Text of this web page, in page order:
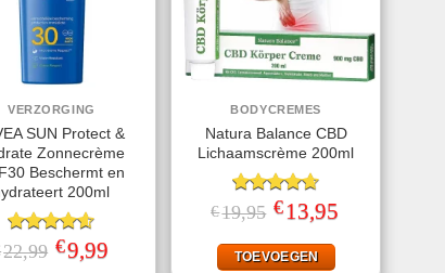
VERZORGING
SUN Protect &
Zonnecrème
Beschermt en
200ml
Gewaardeerd
4.56uit 5
22,99 Oorspronkelijke
prijs
€9,99Huidige
BODYCREMES
Natura Balance CBD
Lichaamscrème 200ml
Gewaardeerd
4.67uit 5
€19,95 Oorspronkelijke
prijs
€19,95.
€ 13,95prijs
TOEVOEGEN